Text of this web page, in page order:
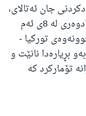
جان ئەتالای،
بووە هۆی دەستپێکردنی قەیرانی دادوەری لە 8ی ئەم
تورکیا -
بڕیارەدا نانێت و
تۆمارکرد کە